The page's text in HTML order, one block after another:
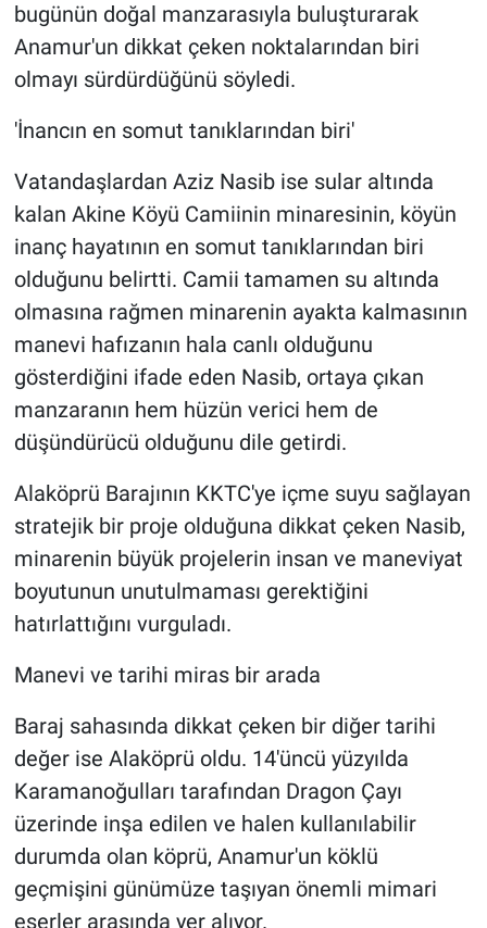
bugünün doğal manzarasıyla buluşturarak
Anamur'un dikkat çeken noktalarından biri
olmayı sürdürdüğünü söyledi.
'İnancın en somut tanıklarından biri'
Vatandaşlardan Aziz Nasib ise sular altında
kalan Akine Köyü Camiinin minaresinin, köyün
inanç hayatının en somut tanıklarından biri
olduğunu belirtti. Camii tamamen su altında
olmasına rağmen minarenin ayakta kalmasının
manevi hafızanın hala canlı olduğunu
gösterdiğini ifade eden Nasib, ortaya çıkan
manzaranın hem hüzün verici hem de
düşündürücü olduğunu dile getirdi.
Alaköprü Barajının KKTC'ye içme suyu sağlayan
stratejik bir proje olduğuna dikkat çeken Nasib,
minarenin büyük projelerin insan ve maneviyat
boyutunun unutulmaması gerektiğini
hatırlattığını vurguladı.
Manevi ve tarihi miras bir arada
Baraj sahasında dikkat çeken bir diğer tarihi
değer ise Alaköprü oldu. 14'üncü yüzyılda
Karamanoğulları tarafından Dragon Çayı
üzerinde inşa edilen ve halen kullanılabilir
durumda olan köprü, Anamur'un köklü
geçmişini günümüze taşıyan önemli mimari
eserler arasında yer alıyor.